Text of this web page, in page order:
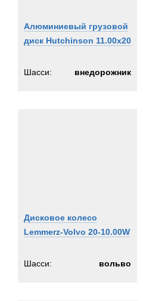
Алюминиевый грузовой
диск Hutchinson 11.00x20
Шасси: внедорожник
Дисковое колесо
Lemmerz-Volvo 20-10.00W
Шасси: вольво